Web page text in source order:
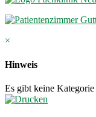
×
Hinweis
Es gibt keine